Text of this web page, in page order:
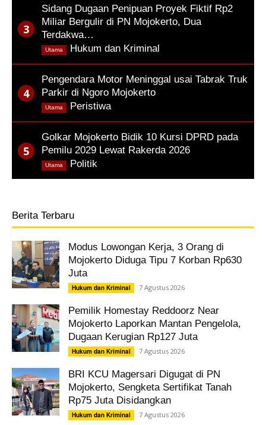
Sidang Dugaan Penipuan Proyek Fiktif Rp2
Miliar Bergulir di PN Mojokerto, Dua
Terdakwa…
Hukum dan Kriminal
Utama
Pengendara Motor Meninggal usai Tabrak Truk
Parkir di Ngoro Mojokerto
Peristiwa,
Utama
Golkar Mojokerto Bidik 10 Kursi DPRD pada
Pemilu 2029 Lewat Rakerda 2026
Politik
Utama
Berita Terbaru
Modus Lowongan Kerja, 3 Orang di
Mojokerto Diduga Tipu 7 Korban Rp630
Juta
Hukum dan Kriminal 7 Agustus 2026
Pemilik Homestay Reddoorz Near
Mojokerto Laporkan Mantan Pengelola,
Dugaan Kerugian Rp127 Juta
Hukum dan Kriminal 7 Agustus 2026
BRI KCU Magersari Digugat di PN
Mojokerto, Sengketa Sertifikat Tanah
Rp75 Juta Disidangkan
Hukum dan Kriminal 7 Agustus 2026